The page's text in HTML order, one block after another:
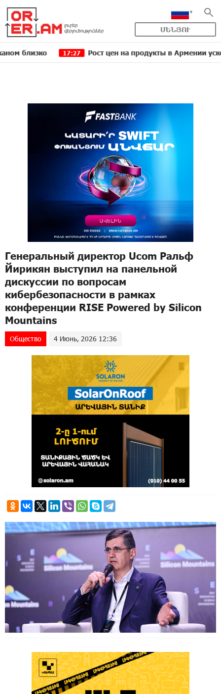
ՄԵՆՅՈՒ
17:27 Рост цен на продукты в Армении ускорился
Генеральный директор Ucom Ральф
Йирикян выступил на панельной
дискуссии по вопросам
кибербезопасности в рамках
конференции RISE Powered by Silicon
Mountains
Общество 4 Июнь, 2026 12:36